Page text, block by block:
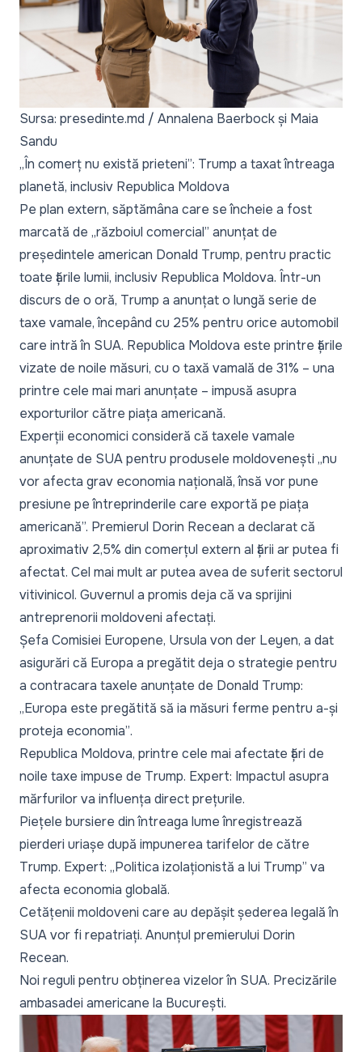
Sursa: presedinte.md / Annalena Baerbock și Maia
Sandu
„În comerț nu există prieteni”: Trump a taxat întreaga
planetă, inclusiv Republica Moldova
Pe plan extern, săptămâna care se încheie a fost
marcată de „războiul comercial” anunțat de
președintele american Donald Trump, pentru practic
toate țările lumii, inclusiv Republica Moldova. Într-un
discurs de o oră, Trump a anunțato lungă serie de
taxe vamale, începând cu 25% pentru orice automobil
care intră în SUA. Republica Moldova este printre țările
vizate de noile măsuri, cu o taxă vamală de 31% – una
printre cele mai mari anunțate – impusă asupra
exporturilor către piața americană.
Experții economici consideră că taxele vamale
anunțate de SUA pentru produsele moldovenești „nu
vor afecta grav economia națională, însă vor pune
presiune pe întreprinderile care exportă pe piața
americană”. Premierul Dorin Recean a declarat că
aproximativ 2,5% din comerțul extern al țării ar putea fi
afectat. Cel mai mult ar putea avea de suferit sectorul
vitivinicol. Guvernul a promis deja că va sprijini
antreprenorii moldoveni afectați.
Șefa Comisiei Europene, Ursula von der Leyen, a dat
asigurări că Europa a pregătit deja o strategie pentru
a contracara taxele anunțate de Donald Trump:
„Europa este pregătită să ia măsuri ferme pentru a-și
proteja economia”.
Republica Moldova, printre cele mai afectate țări de
noile taxe impuse de Trump. Expert: Impactul asupra
mărfurilor va influența direct prețurile.
Piețele bursiere din întreaga lume înregistrează
pierderi uriașe după impunerea tarifelor de către
Trump. Expert: „Politica izolaționistă a lui Trump” va
afecta economia globală.
Cetățenii moldoveni care au depășit șederea legală în
SUA vor fi repatriați. Anunțul premierului Dorin
Recean.
Noi reguli pentru obținerea vizelor în SUA. Precizările
ambasadei americane la București.